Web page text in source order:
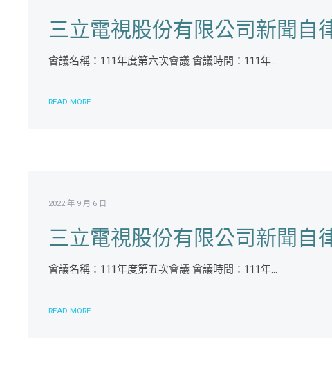
三立電視股份有限公司新聞自
會議名稱：111年度第六次會議 會議時間：111年...
READ MORE
2022 年 9 月 6 日
三立電視股份有限公司新聞自
會議名稱：111年度第五次會議 會議時間：111年...
READ MORE